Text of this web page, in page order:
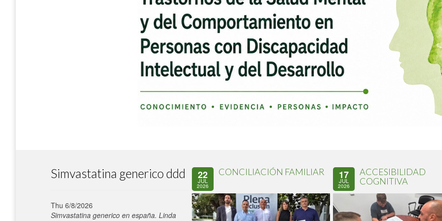
Simvastatina generico ddd
Thu 6/8/2026
Simvastatina generico en españa. Linda
22
JUL
2026
CONCILIACIÓN FAMILIAR 17
JUL
2026
ACCESIBILIDAD
COGNITIVA